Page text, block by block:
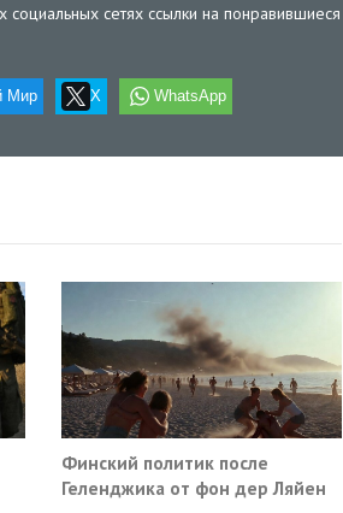
сетях ссылки на понравившиеся
Мир X WhatsApp
Финский политик после
Геленджика от фон дер Ляйен